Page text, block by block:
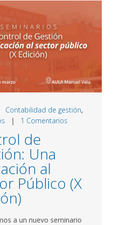
Contabilidad de gestión,
| 1 Comentarios
de
Una
al
Público (X
a un nuevo seminario